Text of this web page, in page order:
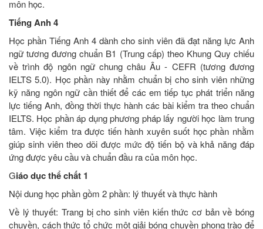
môn học.
Tiếng Anh 4
Học phần Tiếng Anh 4 dành cho sinh viên đã đạt năng lực Anh
ngữ tương đương chuẩn B1 (Trung cấp) theo Khung Quy chiếu
về trình độ ngôn ngữ chung châu Âu - CEFR (tương đương
IELTS 5.0). Học phần này nhằm chuẩn bị cho sinh viên những
kỹ năng ngôn ngữ cần thiết để các em tiếp tục phát triển năng
lực tiếng Anh, đồng thời thực hành các bài kiểm tra theo chuẩn
IELTS. Học phần áp dụng phương pháp lấy người học làm trung
tâm. Việc kiểm tra được tiến hành xuyên suốt học phần nhằm
giúp sinh viên theo dõi được mức độ tiến bộ và khả năng đáp
ứng được yêu cầu và chuẩn đầu ra của môn học.
Giáo dục thể chất 1
Nội dung học phần gồm 2 phần: lý thuyết và thực hành
Về lý thuyết: Trang bị cho sinh viên kiến thức cơ bản về bóng
chuyền, cách thức tổ chức một giải bóng chuyền phong trào để